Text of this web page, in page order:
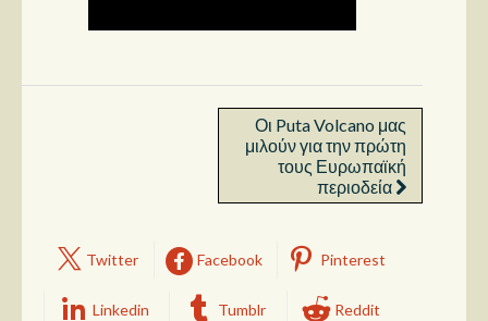
Οι Puta Volcano μας
μιλούν για την πρώτη
τους Ευρωπαϊκή
περιοδεία
Twitter Facebook Pinterest
Linkedin Tumblr Reddit